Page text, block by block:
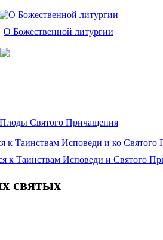
О Божественной литургии
Плоды Святого Причащения
к Таинствам Исповеди и Святого
святых